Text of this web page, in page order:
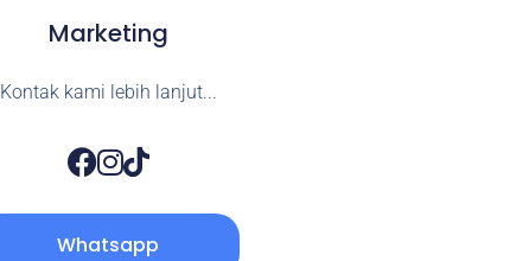
Marketing
Kontak kami lebih lanjut...
Whatsapp